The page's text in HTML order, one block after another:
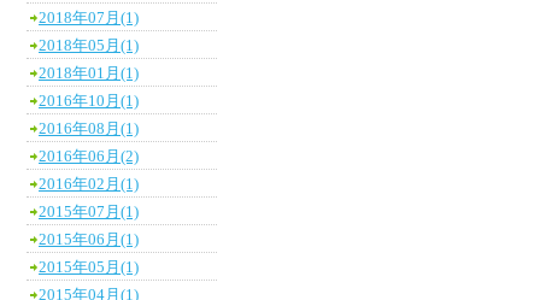
2018年07月(1)
2018年05月(1)
2018年01月(1)
2016年10月(1)
2016年08月(1)
2016年06月(2)
2016年02月(1)
2015年07月(1)
2015年06月(1)
2015年05月(1)
2015年04月(1)